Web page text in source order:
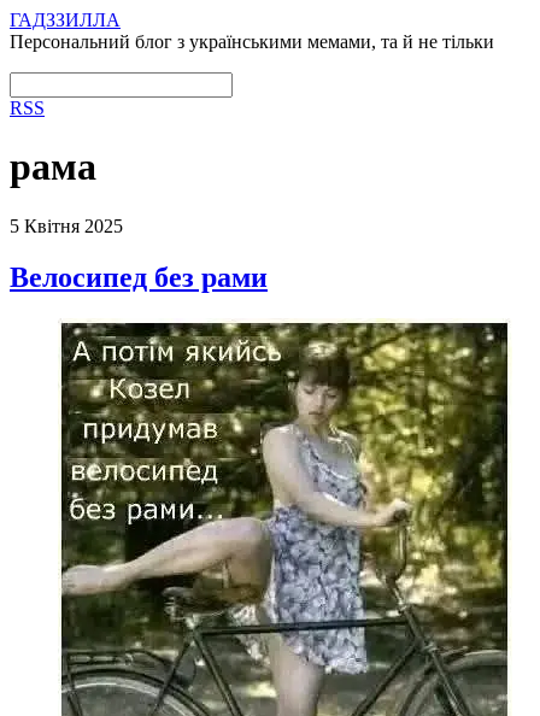
ГАДЗЗИЛЛА
Персональний блог з українськими мемами, та й не тільки
RSS
рама
5 Квітня 2025
Велосипед без рами